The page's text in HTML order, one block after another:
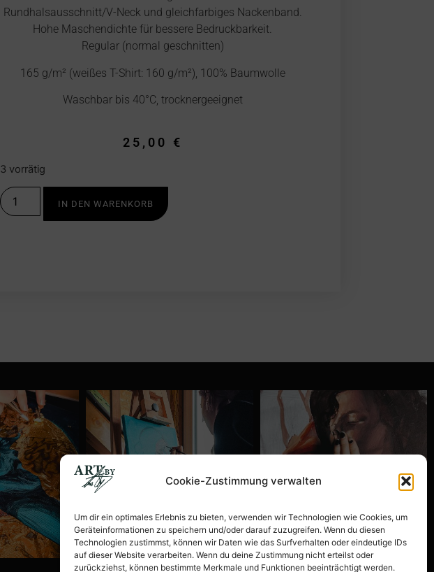
Cookie-Zustimmung verwalten
Um dir ein optimales Erlebnis zu bieten, verwenden wir Technologien wie Cookies, um
Geräteinformationen zu speichern und/oder darauf zuzugreifen. Wenn du diesen
Technologien zustimmst, können wir Daten wie das Surfverhalten oder eindeutige IDs
auf dieser Website verarbeiten. Wenn du deine Zustimmung nicht erteilst oder
zurückziehst, können bestimmte Merkmale und Funktionen beeinträchtigt werden.
Rundhalsausschnitt/V-Neck und gleichfarbiges Nackenband.
Hohe Maschendichte für bessere Bedruckbarkeit.
Regular (normal geschnitten)
165 g/m² (weißes T-Shirt: 160 g/m²), 100% Baumwolle
Waschbar bis 40°C, trocknergeeignet
25,00 €
3 vorrätig
IN DEN WARENKORB